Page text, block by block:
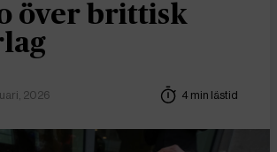
över brittisk
2026 4 min lästid